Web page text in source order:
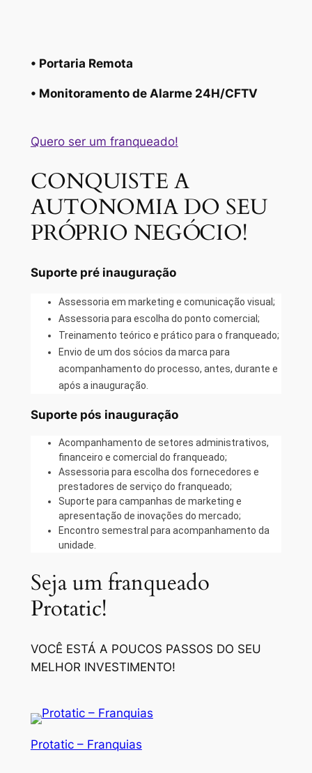
• Portaria Remota
• Monitoramento de Alarme 24H/CFTV
Quero ser um franqueado!
CONQUISTE A
AUTONOMIA DO SEU
PRÓPRIO NEGÓCIO!
Suporte pré inauguração
Assessoria em marketing e comunicação visual;
Assessoria para escolha do ponto comercial;
Treinamento teórico e prático para o franqueado;
Envio de um dos sócios da marca para
acompanhamento do processo, antes, durante e
após a inauguração.
Suporte pós inauguração
Acompanhamento de setores administrativos,
financeiro e comercial do franqueado;
Assessoria para escolha dos fornecedores e
prestadores de serviço do franqueado;
Suporte para campanhas de marketing e
apresentação de inovações do mercado;
Encontro semestral para acompanhamento da
unidade.
Seja um franqueado
Protatic!
VOCÊ ESTÁ A POUCOS PASSOS DO SEU
MELHOR INVESTIMENTO!
Protatic – Franquias